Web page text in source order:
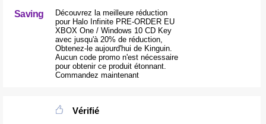
Saving
Découvrez la meilleure réduction
pour Halo Infinite PRE-ORDER EU
XBOX One / Windows 10 CD Key
avec jusqu'à 20% de réduction,
Obtenez-le aujourd'hui de Kinguin.
Aucun code promo n'est nécessaire
pour obtenir ce produit étonnant.
Commandez maintenant
Vérifié